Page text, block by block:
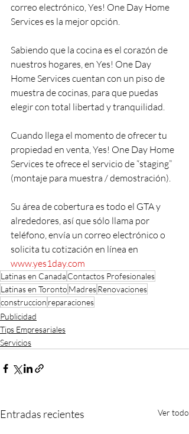
correo electrónico, Yes! One Day Home
Services es la mejor opción.
Sabiendo que la cocina es el corazón de
nuestros hogares, en Yes! One Day
Home Services cuentan con un piso de
muestra de cocinas, para que puedas
elegir con total libertad y tranquilidad.
Cuando llega el momento de ofrecer tu
propiedad en venta, Yes! One Day Home
Services te ofrece el servicio de “staging”
(montaje para muestra / demostración).
Su área de cobertura es todo el GTA y
alrededores, así que sólo llama por
teléfono, envía un correo electrónico o
solicita tu cotización en línea en
www.yes1day.com
Latinas en Canada Contactos Profesionales
Latinas en Toronto MadresRenovaciones
construccion reparaciones
Publicidad
Tips Empresariales
Servicios
Entradas recientes Ver todo